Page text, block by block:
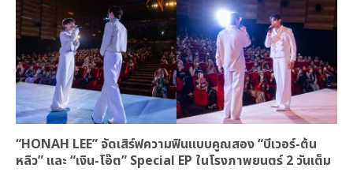
“HONAH LEE” จัดเสิร์ฟความฟินแบบคูณสอง “บีเวอร์-ต้น
หลิว” และ “เงิน-โอ๊ต” Special EP ในโรงภาพยนตร์ 2 วันเต็ม